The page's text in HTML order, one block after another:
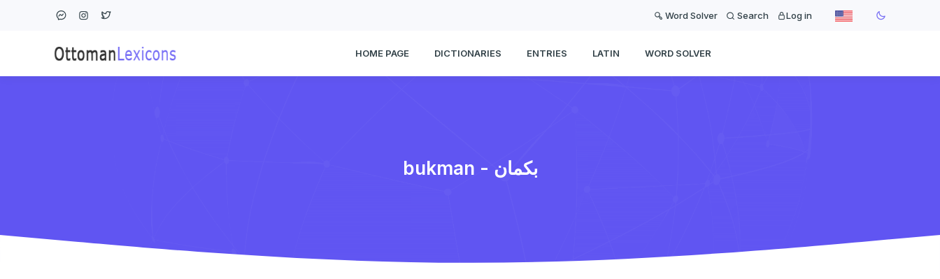
Word Solver Search Log in
HOME PAGE DICTIONARIES ENTRIES LATIN WORD SOLVER
bukman - بكمان